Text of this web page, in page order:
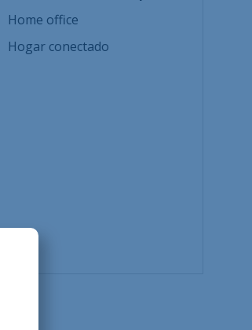
Folleto
Home office
Hogar conectado